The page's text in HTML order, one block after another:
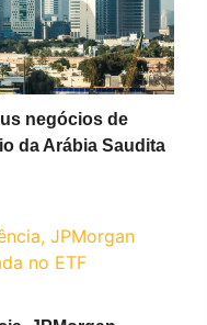
negócios de
da Arábia Saudita